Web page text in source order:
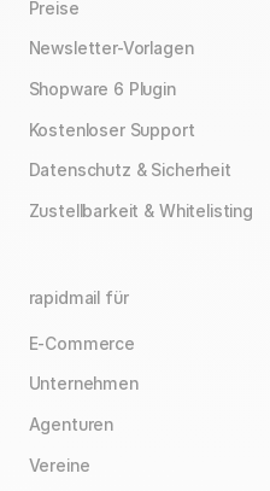
Preise
Newsletter-Vorlagen
Shopware 6 Plugin
Kostenloser Support
Datenschutz & Sicherheit
Zustellbarkeit & Whitelisting
rapidmail für
E-Commerce
Unternehmen
Agenturen
Vereine